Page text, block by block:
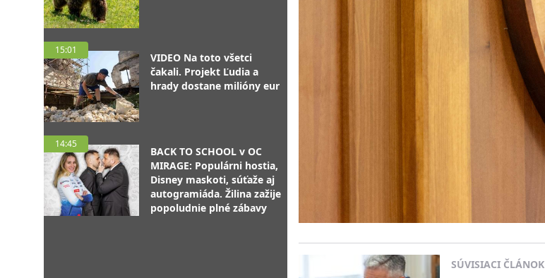
15:01
VIDEO Na toto všetci
čakali. Projekt Ľudia a
hrady dostane milióny eur
14:45
BACK TO SCHOOL v OC
MIRAGE: Populárni hostia,
Disney maskoti, súťaže aj
autogramiáda. Žilina zažije
popoludnie plné zábavy
SÚVISIACI ČLÁNOK